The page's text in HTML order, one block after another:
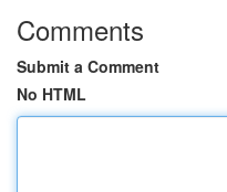
Comments
Submit a Comment
No HTML